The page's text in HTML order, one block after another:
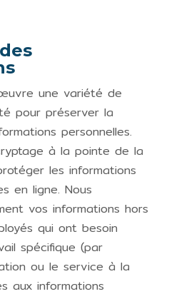
une variété de
pour préserver la
personnelles.
à la pointe de la
les informations
en ligne. Nous
vos informations hors
qui ont besoin
spécifique (par
ou le service à la
aux informations